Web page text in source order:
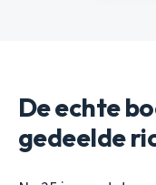
De echte
gedeelde